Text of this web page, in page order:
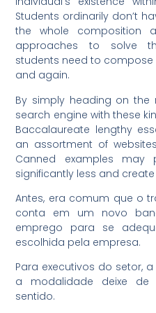
Students ordinarily don’t
the whole composition
approaches to solve
students need to
and again.
By simply heading on the
search engine with these
Baccalaureate lengthy
an assortment of
Canned examples may
significantly less and
Antes, era comum que o
conta em um novo
emprego para se
escolhida pela empresa.
Para executivos do setor,
a modalidade deixe de
sentido.